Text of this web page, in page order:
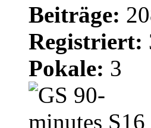
Beiträge:
Registriert:
Pokale: 3